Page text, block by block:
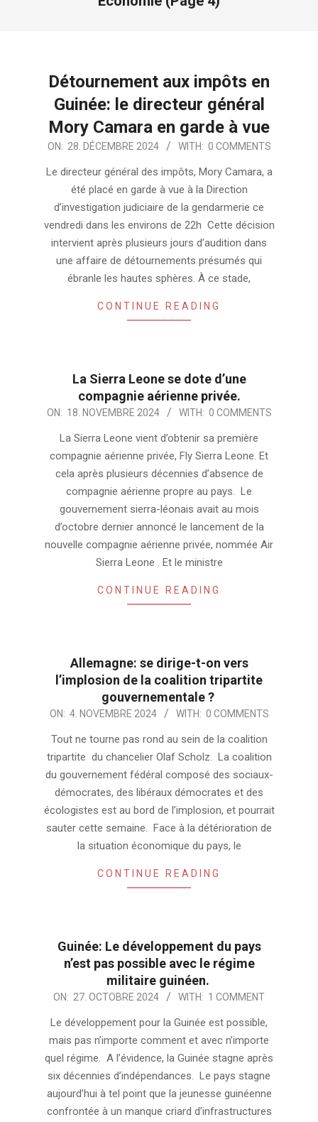
Détournement aux impôts en
Guinée: le directeur général
Mory Camara en garde à vue
2024-
ON: 28. DÉCEMBRE 2024 WITH: 0 COMMENTS
Le directeur général des impôts, Mory Camara, a
été placé en garde à vue à la Direction
d’investigation judiciaire de la gendarmerie ce
vendredi dans les environs de 22h Cette décision
intervient après plusieurs jours d’audition dans
une affaire de détournements présumés qui
ébranle les hautes sphères. À ce stade,
CONTINUE READING
La Sierra Leone se dote d’une
compagnie aérienne privée.
2024-
ON: 18. NOVEMBRE 2024 WITH: 0 COMMENTS
La Sierra Leone vient d’obtenir sa première
compagnie aérienne privée, Fly Sierra Leone. Et
cela après plusieurs décennies d’absence de
compagnie aérienne propre au pays. Le
gouvernement sierra-léonais avait au mois
d’octobre dernier annoncé le lancement de la
nouvelle compagnie aérienne privée, nommée Air
Sierra Leone . Et le ministre
CONTINUE READING
Allemagne: se dirige-t-on vers
l’implosion de la coalition tripartite
gouvernementale ?
2024-
ON: 4. NOVEMBRE 2024 WITH: 0 COMMENTS
Tout ne tourne pas rond au sein de la coalition
tripartite du chancelier Olaf Scholz. La coalition
du gouvernement fédéral composé des sociaux-
démocrates, des libéraux démocrates et des
écologistes est au bord de l’implosion, et pourrait
sauter cette semaine. Face à la détérioration de
la situation économique du pays, le
CONTINUE READING
Guinée: Le développement du pays
n’est pas possible avec le régime
militaire guinéen.
2024-
ON: 27. OCTOBRE 2024 WITH: 1 COMMENT
Le développement pour la Guinée est possible,
mais pas n’importe comment et avec n’importe
quel régime. A l’évidence, la Guinée stagne après
six décennies d’indépendances. Le pays stagne
aujourd’hui à tel point que la jeunesse guinéenne
confrontée à un manque criard d’infrastructures